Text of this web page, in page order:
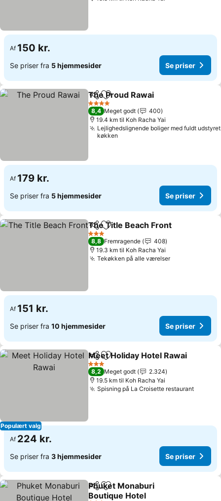
Af 150 kr.
Se priser fra 5 hjemmesider Se priser
Del Føj til favoritter
The Proud Rawai
4 Stjerner
8,4 Meget godt
400
19.4 km til Koh Racha Yai
Lejlighedslignende boliger med fuldt udstyret
køkken
Af 179 kr.
Se priser fra 5 hjemmesider Se priser
Del Føj til favoritter
The Title Beach Front
3 Stjerner
8,8 Fremragende
408
19.3 km til Koh Racha Yai
Tekøkken på alle værelser
Af 151 kr.
Se priser fra 10 hjemmesider Se priser
Populært valg
Del Føj til favoritter
Meet Holiday Hotel Rawai
3 Stjerner
8,2 Meget godt
2.324
19.5 km til Koh Racha Yai
Spisning på La Croisette restaurant
Af 224 kr.
Se priser fra 3 hjemmesider Se priser
Del Føj til favoritter
Phuket Monaburi
Boutique Hotel